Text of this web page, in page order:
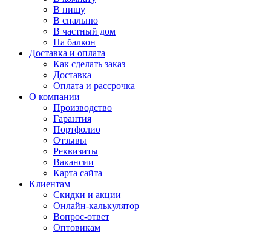
В нишу
В спальню
В частный дом
На балкон
Доставка и оплата
Как сделать заказ
Доставка
Оплата и рассрочка
О компании
Производство
Гарантия
Портфолио
Отзывы
Реквизиты
Вакансии
Карта сайта
Клиентам
Скидки и акции
Онлайн-калькулятор
Вопрос-ответ
Оптовикам